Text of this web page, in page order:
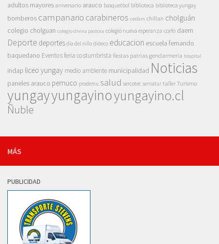
adultos mayores aniversario arauco basquetbol biblioteca biblioteca yungay
bomberos campanario carabineros cesfam chillan cholguán
colegio cholguan colegio divina pastora colegio nueva esperanza corfo daem
Deporte deportes dia del niño dideco educacion escuela fernando
baquedano Eventosferia costumbrista fiestas patrias gendarmeria hospital
indap liceo yungay medio ambiente municipalidad Noticias
paneles arauco pemuco prodemu salud sercotec sernatur taller Turismo
yungayyungayinoyungayino.cl
Ñuble
MÁS
PUBLICIDAD